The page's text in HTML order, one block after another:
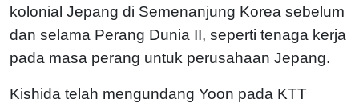
kolonial Jepang di Semenanjung Korea sebelum
dan selama Perang Dunia II, seperti tenaga kerja
pada masa perang untuk perusahaan Jepang.
Kishida telah mengundang Yoon pada KTT